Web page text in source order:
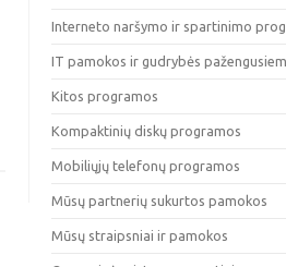
Interneto naršymo ir spartinimo
IT pamokos ir gudrybės
Kitos programos
Kompaktinių diskų programos
Mobiliųjų telefonų programos
Mūsų partnerių sukurtos pamokos
Mūsų straipsniai ir pamokos